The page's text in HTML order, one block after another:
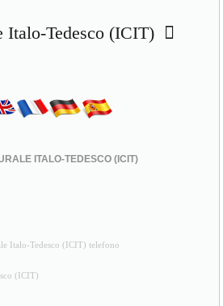
Italo-Tedesco (ICIT)
ITALO-TEDESCO (ICIT)
Italo-Tedesco (ICIT) telefono
(ICIT)